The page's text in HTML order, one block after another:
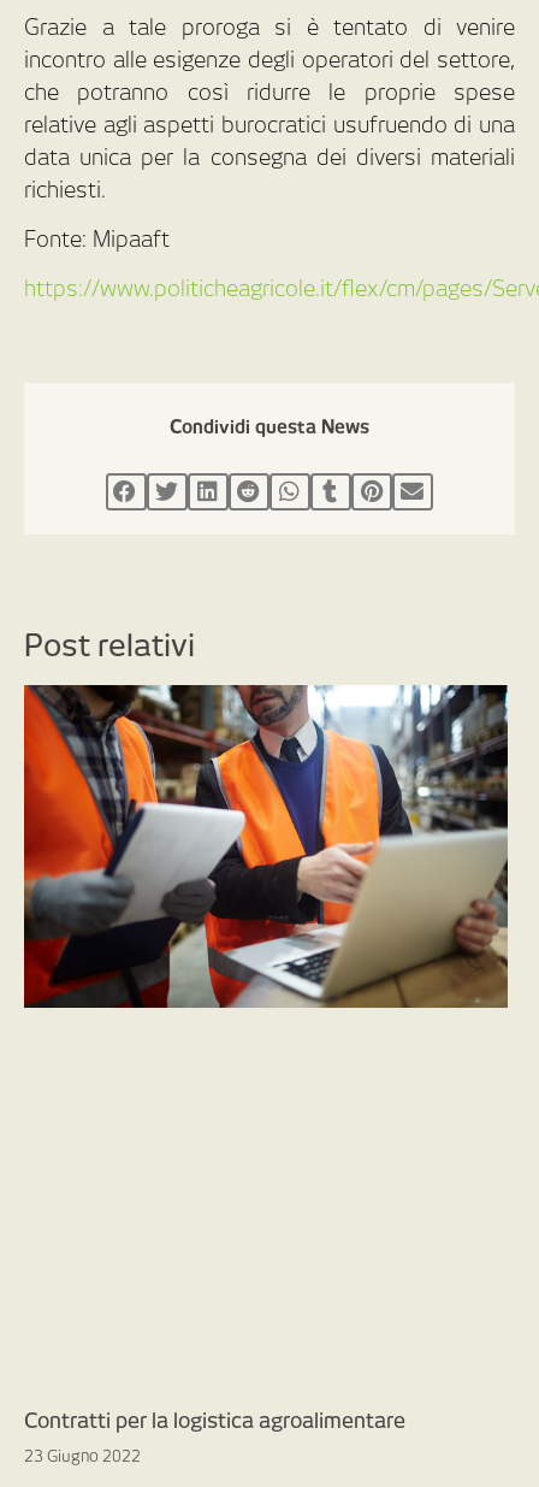
Grazie a tale proroga si è tentato di venire
incontro alle esigenze degli operatori del settore,
che potranno così ridurre le proprie spese
relative agli aspetti burocratici usufruendo di una
data unica per la consegna dei diversi materiali
richiesti.
Fonte: Mipaaft
https://www.politicheagricole.it/flex/cm/pages/
Condividi questa News
Post relativi
Contratti per la logistica agroalimentare
23 Giugno 2022